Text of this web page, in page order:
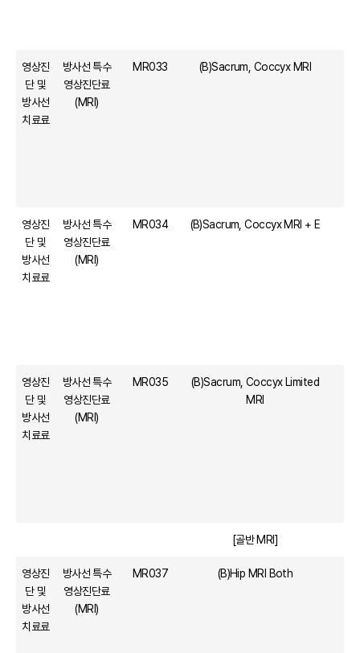
영상진
단 및
방사선
치료료
방사선 특수
영상진단료
(MRI)
MR033 (B)Sacrum, Coccyx MRI
영상진
단 및
방사선
치료료
방사선 특수
영상진단료
(MRI)
MR034 (B)Sacrum, Coccyx MRI + E
영상진
단 및
방사선
치료료
방사선 특수
영상진단료
(MRI)
MR035
(B)Sacrum, Coccyx Limited
MRI
[골반 MRI]
영상진
단 및
방사선
치료료
방사선 특수
영상진단료
(MRI)
MR037 (B)Hip MRI Both